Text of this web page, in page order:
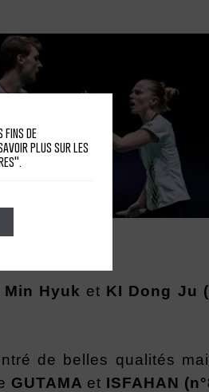
Min Hyuk et KI Dong Ju
de belles qualités
GUTAMA et ISFAHAN
fins de
plus sur les